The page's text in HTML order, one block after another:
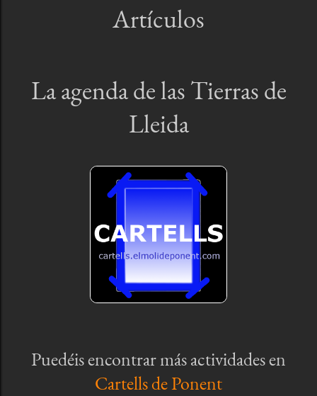
Artículos
La agenda de las Tierras de
Lleida
Puedéis encontrar más actividades en
Cartells de Ponent